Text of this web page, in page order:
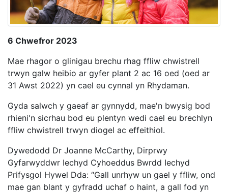
6 Chwefror 2023
Mae rhagor o glinigau brechu rhag ffliw chwistrell
trwyn galw heibio ar gyfer plant 2 ac 16 oed (oed ar
31 Awst 2022) yn cael eu cynnal yn Rhydaman.
Gyda salwch y gaeaf ar gynnydd, mae'n bwysig bod
rhieni'n sicrhau bod eu plentyn wedi cael eu brechlyn
ffliw chwistrell trwyn diogel ac effeithiol.
Dywedodd Dr Joanne McCarthy, Dirprwy
Gyfarwyddwr Iechyd Cyhoeddus Bwrdd Iechyd
Prifysgol Hywel Dda: “Gall unrhyw un gael y ffliw, ond
mae gan blant y gyfradd uchaf o haint, a gall fod yn